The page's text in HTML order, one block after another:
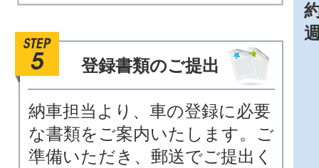
登録書類のご提出
納車担当より、車の登録に必要
な書類をご案内いたします。ご
準備いただき、郵送でご提出く